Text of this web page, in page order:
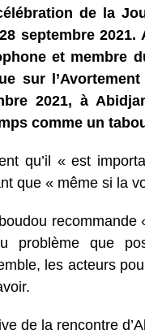
de la
septembre
et membre
sur
2021, à
comme un
qu’il « est
que « même si la
recommande
problème que
les acteurs
de la rencontre